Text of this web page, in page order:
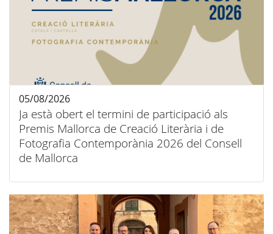
Ja està obert el termini de participació als
Premis Mallorca de Creació Literària i de
Fotografia Contemporània 2026 del Consell
de Mallorca
05/08/2026